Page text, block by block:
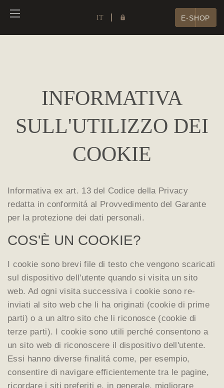
IT E-SHOP
INFORMATIVA
SULL'UTILIZZO DEI
COOKIE
Informativa ex art. 13 del Codice della Privacy
redatta in conformitá al Provvedimento del Garante
per la protezione dei dati personali.
COS'È UN COOKIE?
I cookie sono brevi file di testo che vengono scaricati
sul dispositivo dell'utente quando si visita un sito
web. Ad ogni visita successiva i cookie sono re-
inviati al sito web che li ha originati (cookie di prime
parti) o a un altro sito che li riconosce (cookie di
terze parti). I cookie sono utili perché consentono a
un sito web di riconoscere il dispositivo dell'utente.
Essi hanno diverse finalitá come, per esempio,
consentire di navigare efficientemente tra le pagine,
ricordare i siti preferiti e, in generale, migliorare